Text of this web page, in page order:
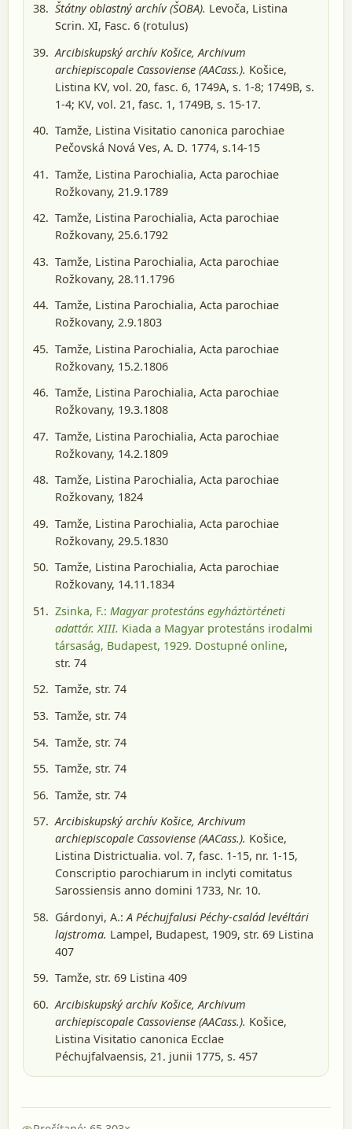
Štátny oblastný archív (ŠOBA). Levoča, Listina
Scrin. XI, Fasc. 6 (rotulus)
Arcibiskupský archív Košice, Archivum
archiepiscopale Cassoviense (AACass.). Košice,
Listina KV, vol. 20, fasc. 6, 1749A, s. 1-8; 1749B, s.
1-4; KV, vol. 21, fasc. 1, 1749B, s. 15-17.
Tamže, Listina Visitatio canonica parochiae
Pečovská Nová Ves, A. D. 1774, s.14-15
Tamže, Listina Parochialia, Acta parochiae
Rožkovany, 21.9.1789
Tamže, Listina Parochialia, Acta parochiae
Rožkovany, 25.6.1792
Tamže, Listina Parochialia, Acta parochiae
Rožkovany, 28.11.1796
Tamže, Listina Parochialia, Acta parochiae
Rožkovany, 2.9.1803
Tamže, Listina Parochialia, Acta parochiae
Rožkovany, 15.2.1806
Tamže, Listina Parochialia, Acta parochiae
Rožkovany, 19.3.1808
Tamže, Listina Parochialia, Acta parochiae
Rožkovany, 14.2.1809
Tamže, Listina Parochialia, Acta parochiae
Rožkovany, 1824
Tamže, Listina Parochialia, Acta parochiae
Rožkovany, 29.5.1830
Tamže, Listina Parochialia, Acta parochiae
Rožkovany, 14.11.1834
Zsinka, F.: Magyar protestáns egyháztörténeti
adattár. XIII. Kiada a Magyar protestáns irodalmi
társaság, Budapest, 1929. Dostupné online,
str. 74
Tamže, str. 74
Tamže, str. 74
Tamže, str. 74
Tamže, str. 74
Tamže, str. 74
Arcibiskupský archív Košice, Archivum
archiepiscopale Cassoviense (AACass.). Košice,
Listina Districtualia. vol. 7, fasc. 1-15, nr. 1-15,
Conscriptio parochiarum in inclyti comitatus
Sarossiensis anno domini 1733, Nr. 10.
Gárdonyi, A.: A Péchujfalusi Péchy-család levéltári
lajstroma. Lampel, Budapest, 1909, str. 69 Listina
407
Tamže, str. 69 Listina 409
Arcibiskupský archív Košice, Archivum
archiepiscopale Cassoviense (AACass.). Košice,
Listina Visitatio canonica Ecclae
Péchujfalvaensis, 21. junii 1775, s. 457